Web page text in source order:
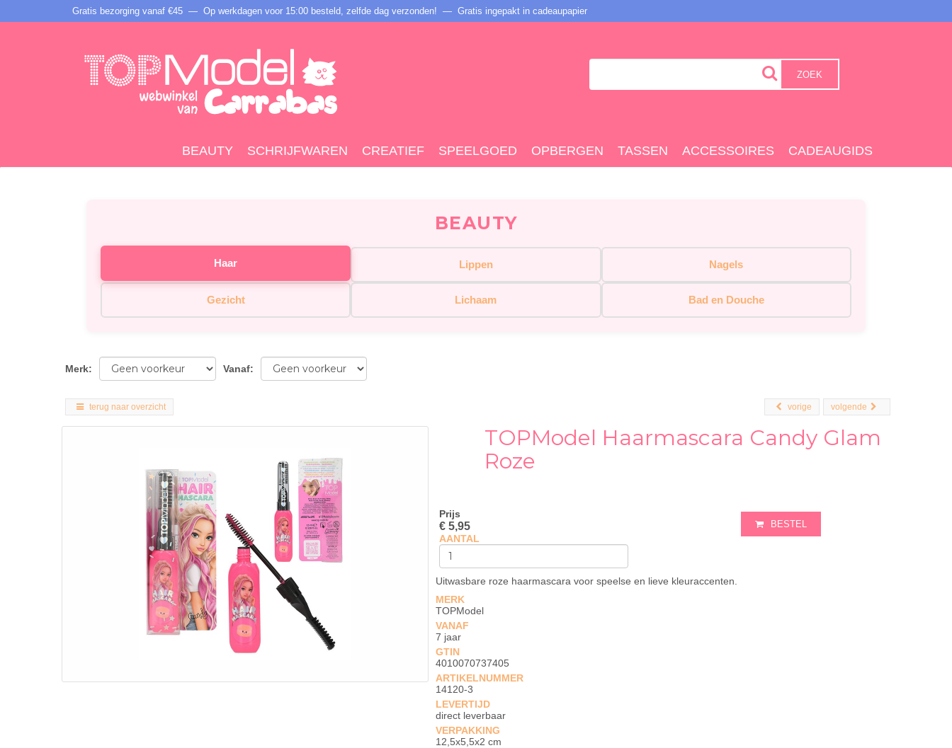
Gratis bezorging vanaf €45 — Op werkdagen voor 15:00 besteld, zelfde dag verzonden! — Gratis ingepakt in cadeaupapier
ZOEK
BEAUTY SCHRIJFWAREN CREATIEF SPEELGOED OPBERGEN TASSEN ACCESSOIRES CADEAUGIDS
BEAUTY
Haar Lippen Nagels
Gezicht Lichaam Bad en Douche
Merk: Vanaf:
terug naar overzicht volgende
vorige
TOPModel Haarmascara Candy Glam
Roze
Prijs
€ 5,95
AANTAL
BESTEL
Uitwasbare roze haarmascara voor speelse en lieve kleuraccenten.
MERK
TOPModel
VANAF
7 jaar
GTIN
4010070737405
ARTIKELNUMMER
14120-3
LEVERTIJD
direct leverbaar
VERPAKKING
12,5x5,5x2 cm